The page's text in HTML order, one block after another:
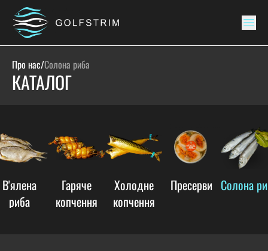
Про нас/Солона риба
КАТАЛОГ
В'ялена
риба
Гаряче
копчення
Холодне
копчення
Пресерви Солона